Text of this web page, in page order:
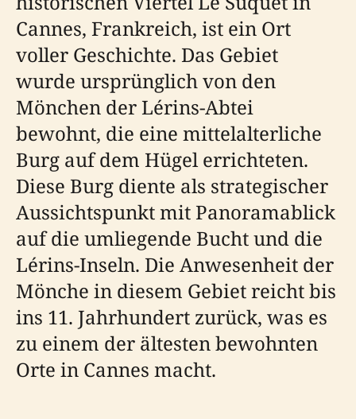
Cannes, Frankreich, ist ein Ort
voller Geschichte. Das Gebiet
wurde ursprünglich von den
Mönchen der Lérins-Abtei
bewohnt, die eine mittelalterliche
Burg auf dem Hügel errichteten.
Diese Burg diente als strategischer
Aussichtspunkt mit Panoramablick
auf die umliegende Bucht und die
Lérins-Inseln. Die Anwesenheit der
Mönche in diesem Gebiet reicht bis
ins 11. Jahrhundert zurück, was es
zu einem der ältesten bewohnten
Orte in Cannes macht.